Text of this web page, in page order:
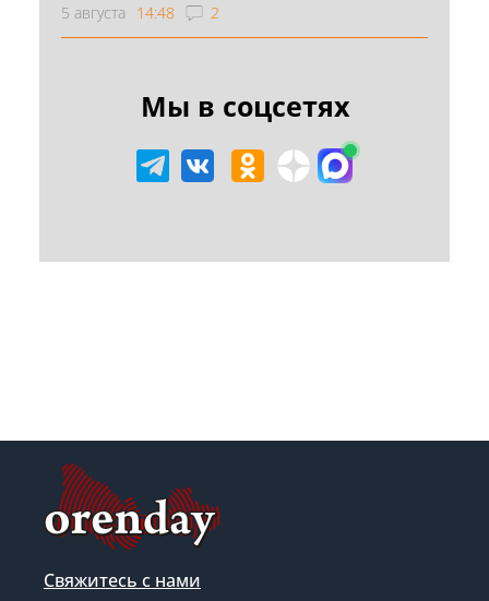
5 августа 14:48 2
Мы в соцсетях
Свяжитесь с нами